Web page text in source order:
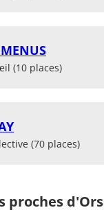
(10 places)
(70 places)
proches